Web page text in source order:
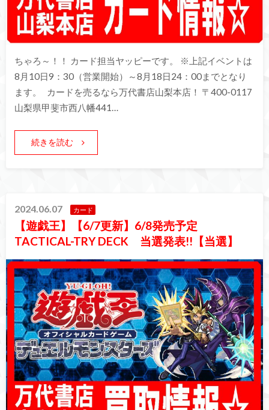
ちゃろ～！！ カード担当ヤッピーです。 ※上記イベントは
8月10日9：30（営業開始）～8月18日24：00までとなり
ます。 カードを売るなら万代書店山梨本店！ 〒400-0117
山梨県甲斐市西八幡441…
続きを読む
2024.06.07 カード
【遊戯王】【6/7更新】6/8発売予定
TACTICAL-TRY DECK 当選発表!!【当選】